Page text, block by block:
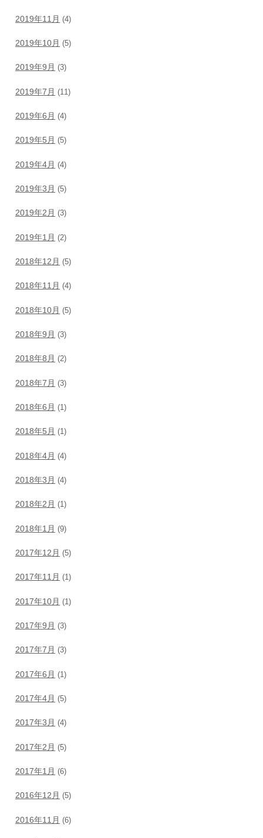
2019年11月 (4)
2019年10月 (5)
2019年9月 (3)
2019年7月 (11)
2019年6月 (4)
2019年5月 (5)
2019年4月 (4)
2019年3月 (5)
2019年2月 (3)
2019年1月 (2)
2018年12月 (5)
2018年11月 (4)
2018年10月 (5)
2018年9月 (3)
2018年8月 (2)
2018年7月 (3)
2018年6月 (1)
2018年5月 (1)
2018年4月 (4)
2018年3月 (4)
2018年2月 (1)
2018年1月 (9)
2017年12月 (5)
2017年11月 (1)
2017年10月 (1)
2017年9月 (3)
2017年7月 (3)
2017年6月 (1)
2017年4月 (5)
2017年3月 (4)
2017年2月 (5)
2017年1月 (6)
2016年12月 (5)
2016年11月 (6)